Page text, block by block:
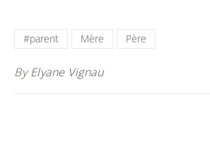
#parent Mère Père
ByElyane Vignau